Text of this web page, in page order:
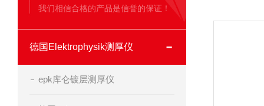
我们相信合格的产品是信誉的保证！
德国Elektrophysik测厚仪
epk库仑镀层测厚仪